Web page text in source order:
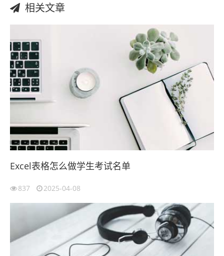
相关文章
Excel表格怎么做学生考试名单
837 2025-04-08